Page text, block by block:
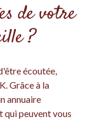
de votre
?
écoutée,
Grâce à la
annuaire
qui peuvent vous